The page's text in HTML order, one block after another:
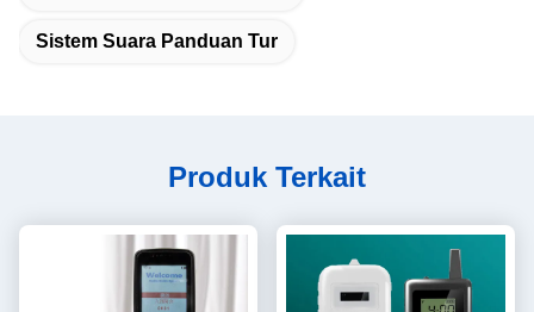
Sistem Suara Panduan Tur
Produk Terkait